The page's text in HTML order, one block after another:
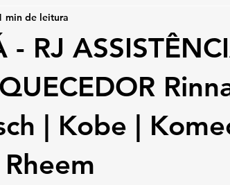
- RJ
| Kobe |
min de leitura